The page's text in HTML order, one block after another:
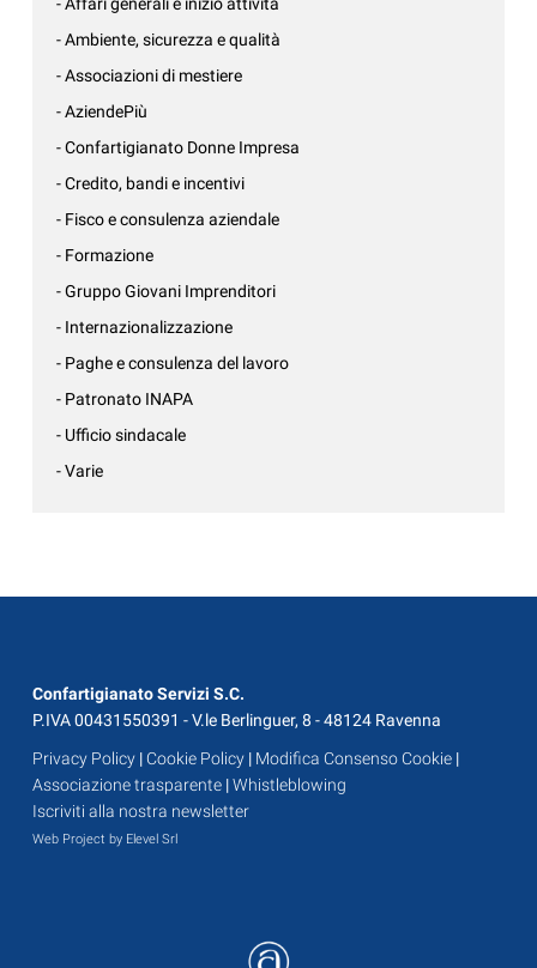
- Ambiente, sicurezza e qualità
- Associazioni di mestiere
- AziendePiù
- Confartigianato Donne Impresa
- Credito, bandi e incentivi
- Fisco e consulenza aziendale
- Formazione
- Gruppo Giovani Imprenditori
- Internazionalizzazione
- Paghe e consulenza del lavoro
- Patronato INAPA
- Ufficio sindacale
- Varie
Confartigianato Servizi S.C.
P.IVA 00431550391 - V.le Berlinguer, 8 - 48124 Ravenna
Privacy Policy |Cookie Policy | Modifica Consenso Cookie |
Associazione trasparente |Whistleblowing
Iscriviti alla nostra newsletter
Web Project by Elevel Srl